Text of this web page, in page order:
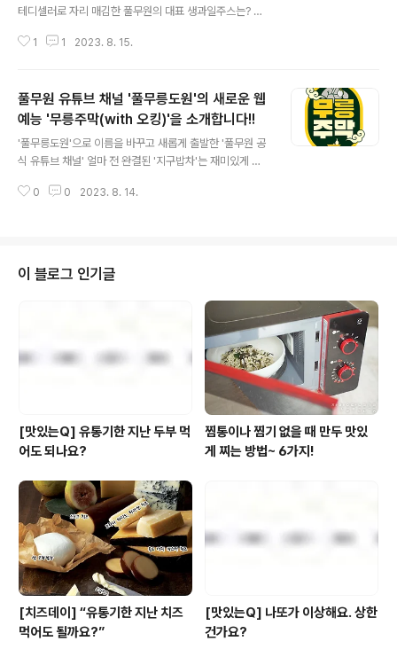
테디셀러로 자리 매김한 풀무원의 대표 생과일주스는? 풀
얼'인데요. 지난해부터는 모든 제품을 100% 천연 과즙으
이즈 '아임리얼 미니'가 출시 됐다고 하는데요. ‘아임리얼
미니’ 역시 ‘아임리얼’의 브랜드 원칙에 따라 정제수나 설탕
을 첨가하지 않고 100% 생과일을 그대로 착즙해 맛있고
건강하게 만들었고요. 제품은 단 1초도 가열하지 않는 ‘비
가열 살균’ 공법을 적용해 생과일 원물의 영양 손실은 최소
화하고 신선도는 높였죠. 새콤달콤한 딸기의 맛과 향이 그
1 1 2023. 8. 15.
풀무원 유튜브 채널 '풀무릉도원'의 새로운 웹
예능 '무릉주막(with 오킹)'을 소개합니다!!
'풀무릉도원'으로 이름을 바꾸고 새롭게 출발한 '풀무원 공
식 유튜브 채널' 얼마 전 완결된 '지구밥차'는 재미있게 보
점 손님들로 인해 완결과 동시에 '시즌2 내놔~!!'라는 댓글
진 어느 영험한 주막. 전설 속에 있는 '무릉도원'과 같다 하
여 이라 불리는 곳. 이 의 주인인 한 선비가 건네는 우리네
전통주 술 한 잔과 트렌디하고 맛있는 지구식단 안주 한 입
은 요즘 것들의 몸과 마음속에 든 속세의 때를 벗겨내 주는
영험한 힘이 있다고 하는데.... 두둥! 각종 속풀이, 화풀이,
한풀이..
0 0 2023. 8. 14.
이 블로그 인기글
[맛있는Q] 유통기한 지난 두부 먹
어도 되나요?
찜통이나 찜기 없을 때 만두 맛있
게 찌는 방법~ 6가지!
[치즈데이] “유통기한 지난 치즈
먹어도 될까요?”
[맛있는Q] 나또가 이상해요. 상한
건가요?